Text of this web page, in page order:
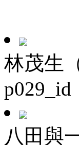
林茂生
p029_id
八田與